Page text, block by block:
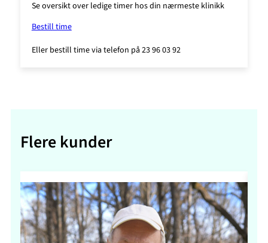
Se oversikt over ledige timer hos din nærmeste klinikk
Bestill time
Eller bestill time via telefon på 23 96 03 92
Flere kunder